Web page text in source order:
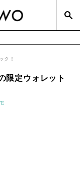
ク！
限定ウォレット